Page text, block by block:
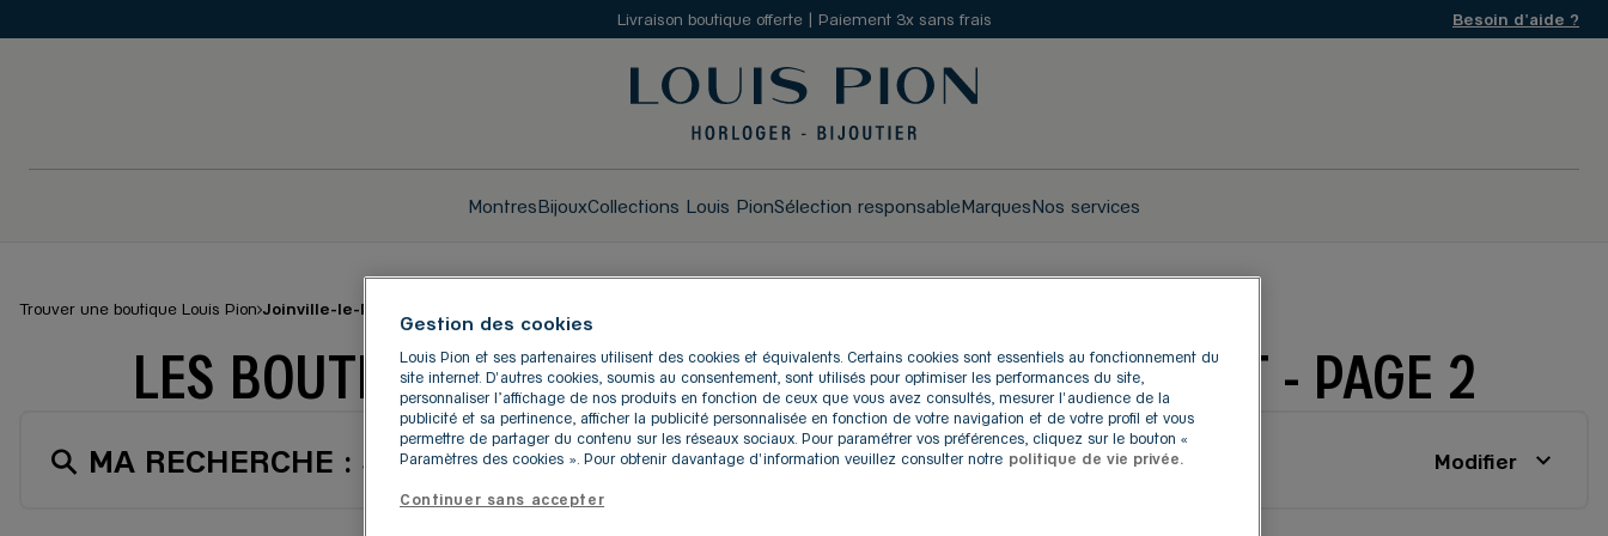
Livraison boutique offerte | Paiement 3x sans frais Besoin d'aide ?
MontresBijouxCollections Louis PionSélection responsableMarquesNos services
Trouver une boutique Louis Pion Joinville-le-Pont
LES BOUTIQUES LOUIS PION À JOINVILLE-LE-PONT - PAGE 2
MA RECHERCHE : JOINVILLE-LE-PONT Modifier
Continuer sans accepter
Gestion des cookies
Louis Pion et ses partenaires utilisent des cookies et équivalents. Certains cookies sont essentiels au fonctionnement du
site internet. D'autres cookies, soumis au consentement, sont utilisés pour optimiser les performances du site,
personnaliser l’affichage de nos produits en fonction de ceux que vous avez consultés, mesurer l'audience de la
publicité et sa pertinence, afficher la publicité personnalisée en fonction de votre navigation et de votre profil et vous
permettre de partager du contenu sur les réseaux sociaux. Pour paramétrer vos préférences, cliquez sur le bouton «
Paramètres des cookies ». Pour obtenir davantage d'information veuillez consulter notre politique de vie privée.